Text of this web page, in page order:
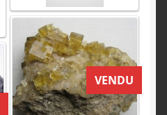
VENDU